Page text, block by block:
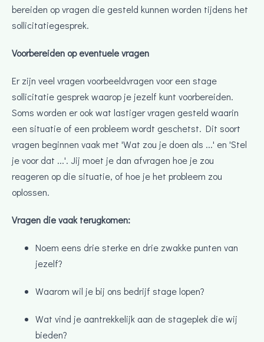
bereiden op vragen die gesteld kunnen worden tijdens het
sollicitatiegesprek.
Voorbereiden op eventuele vragen
Er zijn veel vragen voorbeeldvragen voor een stage
sollicitatie gesprek waarop je jezelf kunt voorbereiden.
Soms worden er ook wat lastiger vragen gesteld waarin
een situatie of een probleem wordt geschetst. Dit soort
vragen beginnen vaak met 'Wat zou je doen als ...' en 'Stel
je voor dat ...'. Jij moet je dan afvragen hoe je zou
reageren op die situatie, of hoe je het probleem zou
oplossen.
Vragen die vaak terugkomen:
Noem eens drie sterke en drie zwakke punten van
jezelf?
Waarom wil je bij ons bedrijf stage lopen?
Wat vind je aantrekkelijk aan de stageplek die wij
bieden?